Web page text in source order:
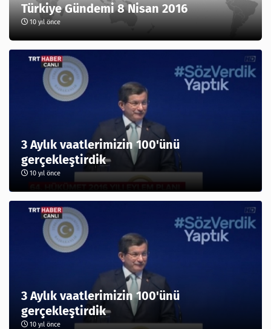
Türkiye Gündemi 8 Nisan 2016
10 yıl önce
3 Aylık vaatlerimizin 100'ünü
gerçekleştirdik
10 yıl önce
3 Aylık vaatlerimizin 100'ünü
gerçekleştirdik
10 yıl önce